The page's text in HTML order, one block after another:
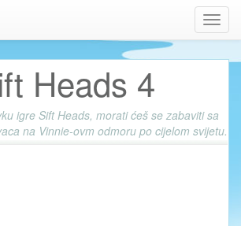
Heads 4
igre Sift Heads, morati ćeš se zabaviti sa
na Vinnie-ovm odmoru po cijelom svijetu.